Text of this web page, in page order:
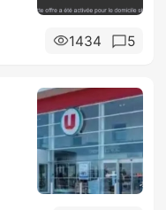
1434 5